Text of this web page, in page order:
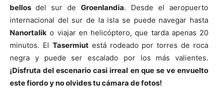
bellos del sur de Groenlandia. Desde el aeropuerto
internacional del sur de la isla se puede navegar hasta
Nanortalik o viajar en helicóptero, que tarda apenas 20
minutos. El Tasermiutestá rodeado por torres de roca
negra y puede ser escalado por los más valientes.
¡Disfruta del escenario casi irreal en que se ve envuelto
este fiordo y no olvides tu cámara de fotos!